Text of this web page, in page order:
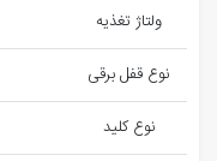
ولتاژ تغذیه
نوع قفل برقی
نوع کلید